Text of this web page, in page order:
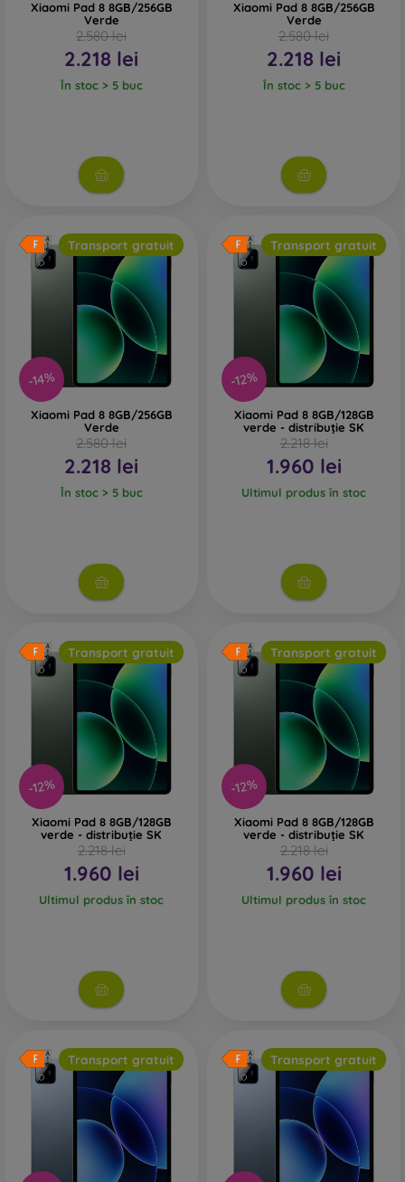
Xiaomi Pad 8 8GB/256GB
Verde
2.580 lei
2.218 lei
În stoc > 5 buc
Xiaomi Pad 8 8GB/256GB
Verde
2.580 lei
2.218 lei
În stoc > 5 buc
-14%
Transport gratuit
Xiaomi Pad 8 8GB/256GB
Verde
2.580 lei
2.218 lei
În stoc > 5 buc
-12%
Transport gratuit
Xiaomi Pad 8 8GB/128GB
verde - distribuție SK
2.218 lei
1.960 lei
Ultimul produs în stoc
-12%
Transport gratuit
Xiaomi Pad 8 8GB/128GB
verde - distribuție SK
2.218 lei
1.960 lei
Ultimul produs în stoc
-12%
Transport gratuit
Xiaomi Pad 8 8GB/128GB
verde - distribuție SK
2.218 lei
1.960 lei
Ultimul produs în stoc
Transport gratuit Transport gratuit